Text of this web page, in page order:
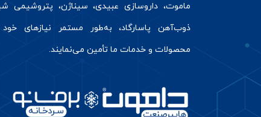
ماموت، داروسازی عبیدی، سیناژن، پتروشیمی
ذوب‌آهن پاسارگاد، به‌طور مستمر نیازهای خود
محصولات و خدمات ما تأمین می‌نمایند.